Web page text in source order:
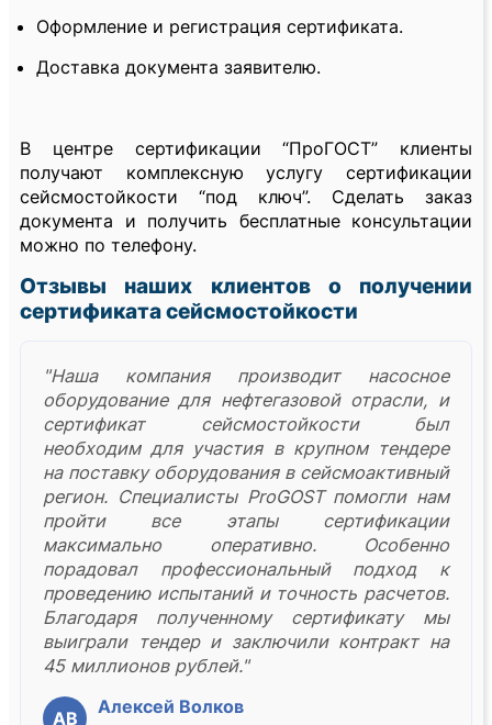
Оформление и регистрация сертификата.
Доставка документа заявителю.
В центре сертификации “ПроГОСТ” клиенты
получают комплексную услугу сертификации
сейсмостойкости “под ключ”. Сделать заказ
документа и получить бесплатные консультации
можно по телефону.
Отзывы наших клиентов о получении
сертификата сейсмостойкости
"Наша компания производит насосное
оборудование для нефтегазовой отрасли, и
сертификат сейсмостойкости был
необходим для участия в крупном тендере
на поставку оборудования в сейсмоактивный
регион. Специалисты ProGOST помогли нам
пройти все этапы сертификации
максимально оперативно. Особенно
порадовал профессиональный подход к
проведению испытаний и точность расчетов.
Благодаря полученному сертификату мы
выиграли тендер и заключили контракт на
45 миллионов рублей."
АВ
Алексей Волков